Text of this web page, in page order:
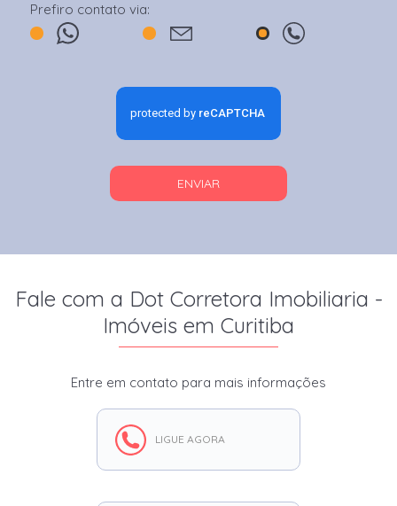
Prefiro contato via:
ENVIAR
Fale com a Dot Corretora Imobiliaria -
Imóveis em Curitiba
Entre em contato para mais informações
LIGUE AGORA